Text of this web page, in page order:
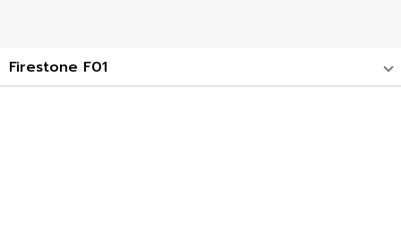
Firestone F01